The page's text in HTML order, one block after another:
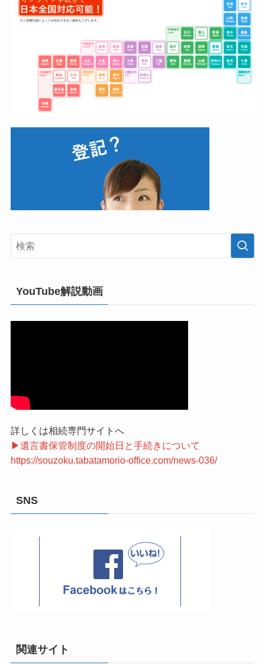
YouTube解説動画
詳しくは相続専門サイトへ
▶遺言書保管制度の開始日と手続きについて
https://souzoku.tabatamorio-office.com/news-036/
SNS
関連サイト